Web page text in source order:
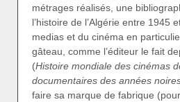
métrages réalisés, une
l’histoire de l’Algérie entre 1945
medias et du cinéma en
gâteau, comme l’éditeur le fait
(Histoire mondiale des cinémas
documentaires des années
faire sa marque de fabrique